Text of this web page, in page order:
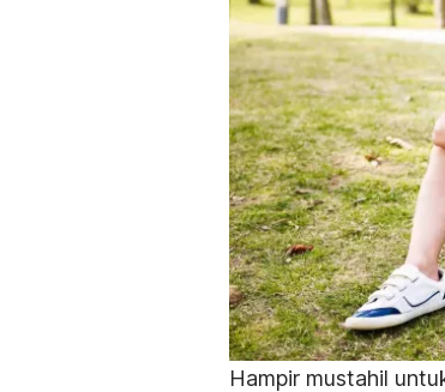
Hampir mustahil